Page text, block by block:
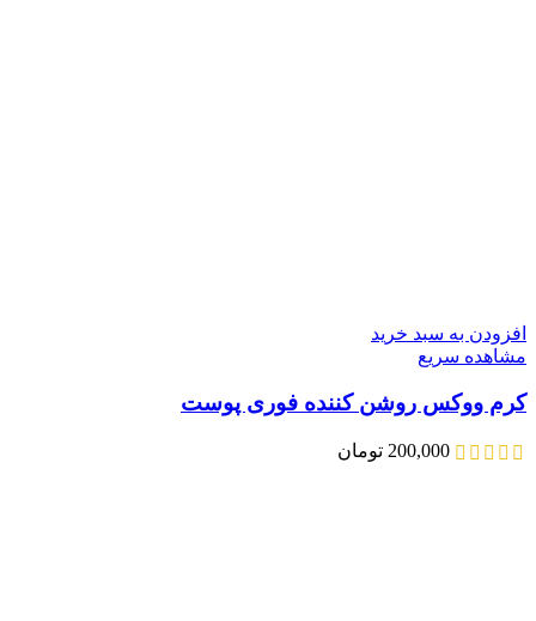
افزودن به سبد خرید
مشاهده سریع
کرم ووکس روشن کننده فوری پوست
200,000 تومان